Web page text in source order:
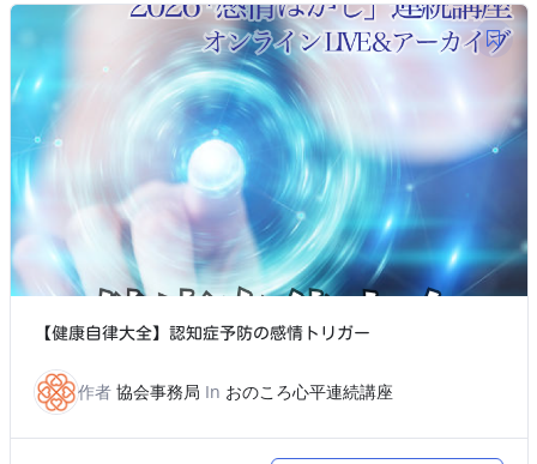
【健康自律大全】認知症予防の感情トリガー
作者 協会事務局 In おのころ心平連続講座